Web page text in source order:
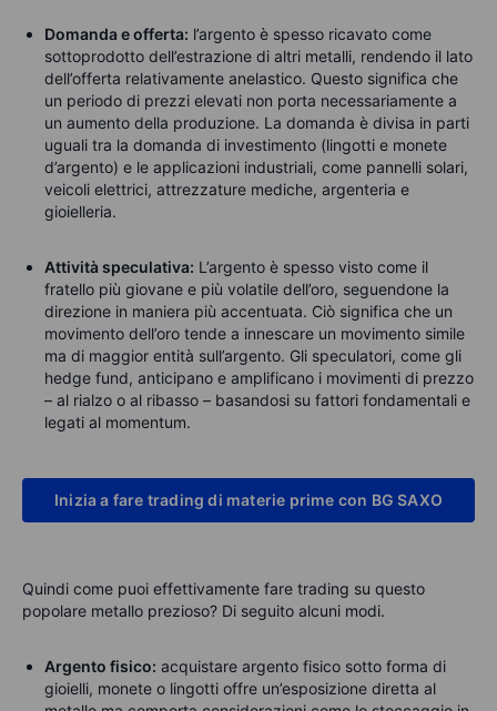
Domanda e offerta: l’argento è spesso ricavato come
sottoprodotto dell’estrazione di altri metalli, rendendo il lato
dell’offerta relativamente anelastico. Questo significa che
un periodo di prezzi elevati non porta necessariamente a
un aumento della produzione. La domanda è divisa in parti
uguali tra la domanda di investimento (lingotti e monete
d’argento) e le applicazioni industriali, come pannelli solari,
veicoli elettrici, attrezzature mediche, argenteria e
gioielleria.
Attività speculativa: L’argento è spesso visto come il
fratello più giovane e più volatile dell’oro, seguendone la
direzione in maniera più accentuata. Ciò significa che un
movimento dell’oro tende a innescare un movimento simile
ma di maggior entità sull’argento. Gli speculatori, come gli
hedge fund, anticipano e amplificano i movimenti di prezzo
– al rialzo o al ribasso – basandosi su fattori fondamentali e
legati al momentum.
Inizia a fare trading di materie prime con BG SAXO
Quindi come puoi effettivamente fare trading su questo
popolare metallo prezioso? Di seguito alcuni modi.
Argento fisico: acquistare argento fisico sotto forma di
gioielli, monete o lingotti offre un’esposizione diretta al